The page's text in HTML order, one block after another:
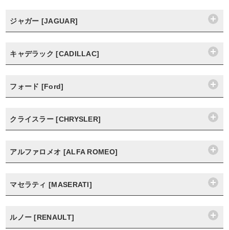
ジャガー [JAGUAR]
キャデラック [CADILLAC]
フォード [Ford]
クライスラー [CHRYSLER]
アルファロメオ [ALFA ROMEO]
マセラティ [MASERATI]
ルノー [RENAULT]